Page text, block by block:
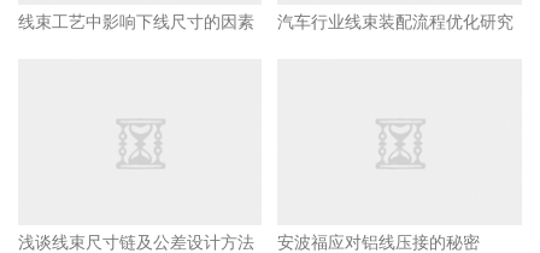
线束工艺中影响下线尺寸的因素 汽车行业线束装配流程优化研究
浅谈线束尺寸链及公差设计方法 安波福应对铝线压接的秘密